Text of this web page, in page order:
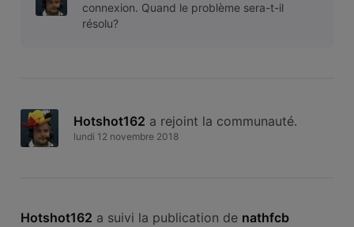
connexion. Quand le problème sera-t-il
résolu?
Hotshot162 a rejoint la communauté.
lundi 12 novembre 2018
Hotshot162 a suivi la publication de nathfcb